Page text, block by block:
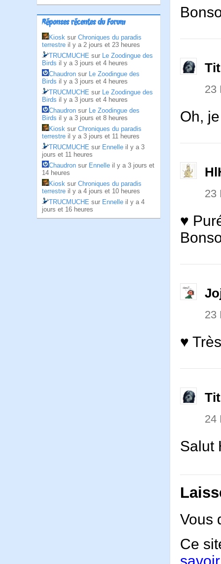
Réponses récentes du Forum
Kiosk sur Chroniques du paradis
terrestre il y a 2 jours et 23 heures
TRUCMUCHE sur Le Zoodingue des
Birds il y a 3 jours et 4 heures
Chaudron sur Le Zoodingue des
Birds il y a 3 jours et 4 heures
TRUCMUCHE sur Le Zoodingue des
Birds il y a 3 jours et 4 heures
Chaudron sur Le Zoodingue des
Birds il y a 3 jours et 8 heures
Kiosk sur Chroniques du paradis
terrestre il y a 3 jours et 11 heures
TRUCMUCHE sur Ennelle il y a 3
jours et 11 heures
Chaudron sur Ennelle il y a 3 jours et
14 heures
Kiosk sur Chroniques du paradis
terrestre il y a 4 jours et 10 heures
TRUCMUCHE sur Ennelle il y a 4
jours et 16 heures
23
Oh,
23
♥
23
♥
24
Salut
Vous
Ce